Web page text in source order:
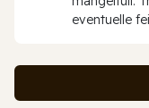
eventuelle